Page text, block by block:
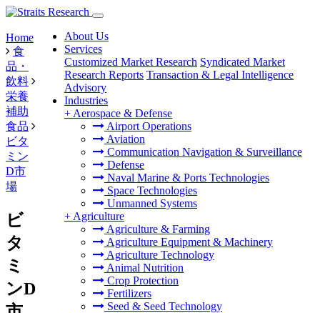
About Us
Services
Customized Market Research Syndicated Market
Research Reports Transaction & Legal Intelligence
Advisory
Industries
+ Aerospace & Defense
Airport Operations
Aviation
Communication Navigation & Surveillance
Defense
Naval Marine & Ports Technologies
Space Technologies
Unmanned Systems
+ Agriculture
Agriculture & Farming
Agriculture Equipment & Machinery
Agriculture Technology
Animal Nutrition
Crop Protection
Fertilizers
Seed & Seed Technology
Home
食
品・
飲料
栄養
補助
食品
ビタ
ミン
D市
場
ビ
タ
ミ
ンD